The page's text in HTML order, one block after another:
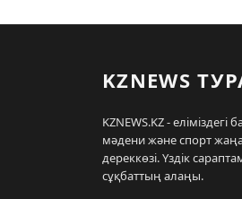
KZNEWS
KZNEWS.KZ -
мәдени және спорт
дереккөзі. Үздік
сұқбаттың алаңы.